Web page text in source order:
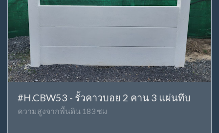
#H.CBW53 - รั้วคาวบอย 2 คาน 3 แผ่นทึบ
ความสูงจากพื้นดิน 183 ซม